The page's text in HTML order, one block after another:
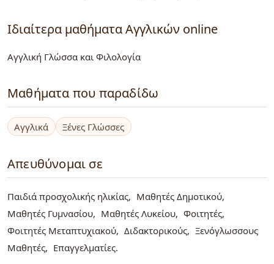
Ιδιαίτερα μαθήματα Αγγλικών online
Αγγλική Γλώσσα και Φιλολογία
Μαθήματα που παραδίδω
Αγγλικά Ξένες Γλώσσες
Απευθύνομαι σε
Παιδιά προσχολικής ηλικίας
Μαθητές Δημοτικού
Μαθητές Γυμνασίου
Μαθητές Λυκείου
Φοιτητές
Φοιτητές Μεταπτυχιακού
Διδακτορικούς
Ξενόγλωσσους
Μαθητές
Επαγγελματίες